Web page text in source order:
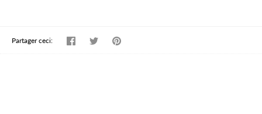
Partager ceci: PartagerTweeterÉpingler